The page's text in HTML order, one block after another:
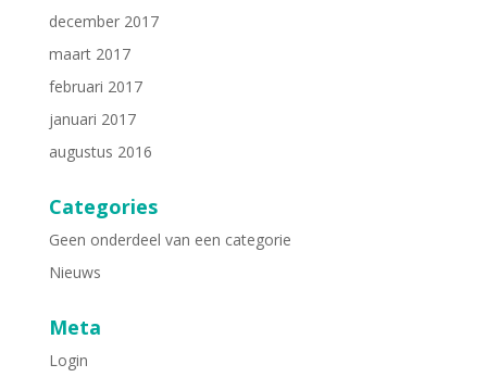
december 2017
maart 2017
februari 2017
januari 2017
augustus 2016
Categories
Geen onderdeel van een categorie
Nieuws
Meta
Login